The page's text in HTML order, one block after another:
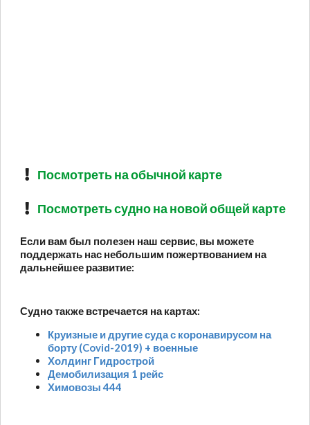
Посмотреть на обычной карте
Посмотреть судно на новой общей карте
Если вам был полезен наш сервис, вы можете
поддержать нас небольшим пожертвованием на
дальнейшее развитие:
Судно также встречается на картах:
Круизные и другие суда с коронавирусом на
борту (Covid-2019) + военные
Холдинг Гидрострой
Демобилизация 1 рейс
Химовозы 444